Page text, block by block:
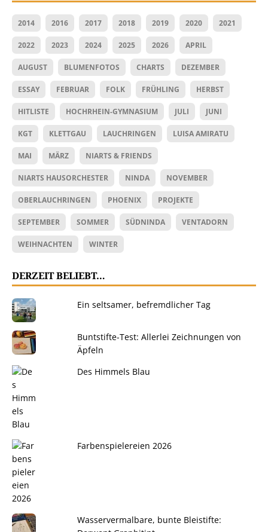
2014 2016 2017 2018 2019 2020 2021
2022 2023 2024 2025 2026 APRIL
AUGUST BLUMENFOTOS CHARTS DEZEMBER
ESSAY FEBRUAR FOLK FRÜHLING HERBST
HITLISTE HOCHRHEIN-GYMNASIUM JULI JUNI
KGT KLETTGAU LAUCHRINGEN LUISA AMIRATU
MAI MÄRZ NIARTS & FRIENDS
NIARTS HAUSORCHESTER NINDA NOVEMBER
OBERLAUCHRINGEN PHOENIX PROJEKTE
SEPTEMBER SOMMER SÜDNINDA VENTADORN
WEIHNACHTEN WINTER
DERZEIT BELIEBT…
Ein seltsamer, befremdlicher Tag
Buntstifte-Test: Allerlei Zeichnungen von
Äpfeln
Des Himmels Blau
Farbenspielereien 2026
Wasservermalbare, bunte Bleistifte: